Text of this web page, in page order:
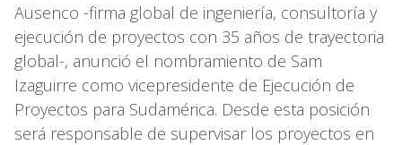
Ausenco -firma global de ingeniería, consultoría y
ejecución de proyectos con 35 años de trayectoria
global-, anunció el nombramiento de Sam
Izaguirre como vicepresidente de Ejecución de
Proyectos para Sudamérica. Desde esta posición
será responsable de supervisar los proyectos en